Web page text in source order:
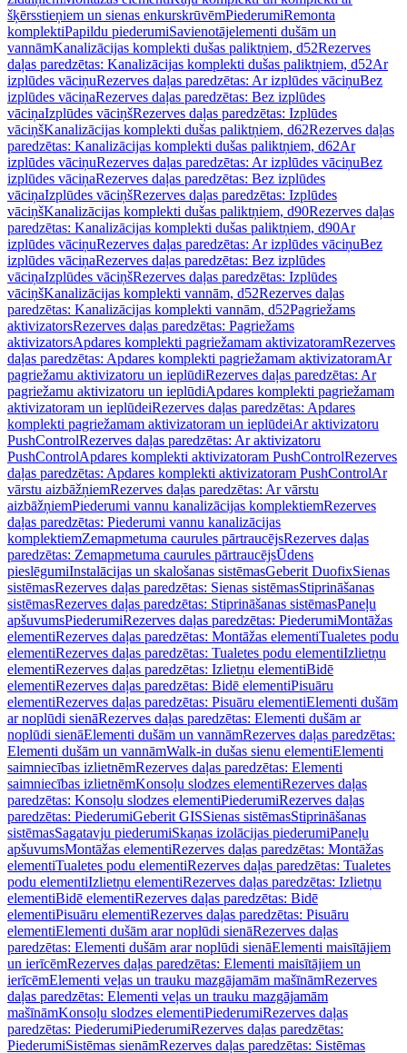
šķērsstieņiem un sienas enkurskrūvēmPiederumiRemonta
komplektiPapildu piederumiSavienotājelementi dušām un
vannāmKanalizācijas komplekti dušas paliktņiem, d52Rezerves
daļas paredzētas: Kanalizācijas komplekti dušas paliktņiem, d52Ar
izplūdes vāciņuRezerves daļas paredzētas: Ar izplūdes vāciņuBez
izplūdes vāciņaRezerves daļas paredzētas: Bez izplūdes
vāciņaIzplūdes vāciņšRezerves daļas paredzētas: Izplūdes
vāciņšKanalizācijas komplekti dušas paliktņiem, d62Rezerves daļas
paredzētas: Kanalizācijas komplekti dušas paliktņiem, d62Ar
izplūdes vāciņuRezerves daļas paredzētas: Ar izplūdes vāciņuBez
izplūdes vāciņaRezerves daļas paredzētas: Bez izplūdes
vāciņaIzplūdes vāciņšRezerves daļas paredzētas: Izplūdes
vāciņšKanalizācijas komplekti dušas paliktņiem, d90Rezerves daļas
paredzētas: Kanalizācijas komplekti dušas paliktņiem, d90Ar
izplūdes vāciņuRezerves daļas paredzētas: Ar izplūdes vāciņuBez
izplūdes vāciņaRezerves daļas paredzētas: Bez izplūdes
vāciņaIzplūdes vāciņšRezerves daļas paredzētas: Izplūdes
vāciņšKanalizācijas komplekti vannām, d52Rezerves daļas
paredzētas: Kanalizācijas komplekti vannām, d52Pagriežams
aktivizatorsRezerves daļas paredzētas: Pagriežams
aktivizatorsApdares komplekti pagriežamam aktivizatoramRezerves
daļas paredzētas: Apdares komplekti pagriežamam aktivizatoramAr
pagriežamu aktivizatoru un ieplūdiRezerves daļas paredzētas: Ar
pagriežamu aktivizatoru un ieplūdiApdares komplekti pagriežamam
aktivizatoram un ieplūdeiRezerves daļas paredzētas: Apdares
komplekti pagriežamam aktivizatoram un ieplūdeiAr aktivizatoru
PushControlRezerves daļas paredzētas: Ar aktivizatoru
PushControlApdares komplekti aktivizatoram PushControlRezerves
daļas paredzētas: Apdares komplekti aktivizatoram PushControlAr
vārstu aizbāžņiemRezerves daļas paredzētas: Ar vārstu
aizbāžņiemPiederumi vannu kanalizācijas komplektiemRezerves
daļas paredzētas: Piederumi vannu kanalizācijas
komplektiemZemapmetuma caurules pārtraucējsRezerves daļas
paredzētas: Zemapmetuma caurules pārtraucējsŪdens
pieslēgumiInstalācijas un skalošanas sistēmasGeberit DuofixSienas
sistēmasRezerves daļas paredzētas: Sienas sistēmasStiprināšanas
sistēmasRezerves daļas paredzētas: Stiprināšanas sistēmasPaneļu
apšuvumsPiederumiRezerves daļas paredzētas: PiederumiMontāžas
elementiRezerves daļas paredzētas: Montāžas elementiTualetes podu
elementiRezerves daļas paredzētas: Tualetes podu elementiIzlietņu
elementiRezerves daļas paredzētas: Izlietņu elementiBidē
elementiRezerves daļas paredzētas: Bidē elementiPisuāru
elementiRezerves daļas paredzētas: Pisuāru elementiElementi dušām
ar noplūdi sienāRezerves daļas paredzētas: Elementi dušām ar
noplūdi sienāElementi dušām un vannāmRezerves daļas paredzētas:
Elementi dušām un vannāmWalk-in dušas sienu elementiElementi
saimniecības izlietnēmRezerves daļas paredzētas: Elementi
saimniecības izlietnēmKonsoļu slodzes elementiRezerves daļas
paredzētas: Konsoļu slodzes elementiPiederumiRezerves daļas
paredzētas: PiederumiGeberit GISSienas sistēmasStiprināšanas
sistēmasSagatavju piederumiSkaņas izolācijas piederumiPaneļu
apšuvumsMontāžas elementiRezerves daļas paredzētas: Montāžas
elementiTualetes podu elementiRezerves daļas paredzētas: Tualetes
podu elementiIzlietņu elementiRezerves daļas paredzētas: Izlietņu
elementiBidē elementiRezerves daļas paredzētas: Bidē
elementiPisuāru elementiRezerves daļas paredzētas: Pisuāru
elementiElementi dušām arar noplūdi sienāRezerves daļas
paredzētas: Elementi dušām arar noplūdi sienāElementi maisītājiem
un ierīcēmRezerves daļas paredzētas: Elementi maisītājiem un
ierīcēmElementi veļas un trauku mazgājamām mašīnāmRezerves
daļas paredzētas: Elementi veļas un trauku mazgājamām
mašīnāmKonsoļu slodzes elementiPiederumiRezerves daļas
paredzētas: PiederumiPiederumiRezerves daļas paredzētas:
PiederumiSistēmas sienāmRezerves daļas paredzētas: Sistēmas